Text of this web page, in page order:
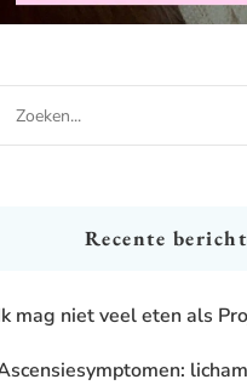
Looking
Recente
mag niet veel eten als